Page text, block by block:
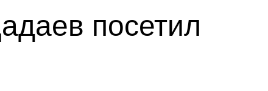
посетил